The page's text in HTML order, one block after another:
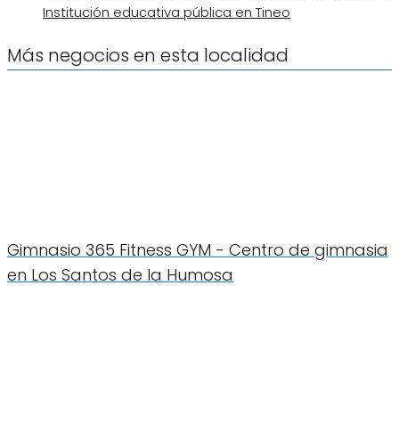
Institución educativa pública en Tineo
Más negocios en esta localidad
Gimnasio 365 Fitness GYM - Centro de gimnasia
en Los Santos de la Humosa